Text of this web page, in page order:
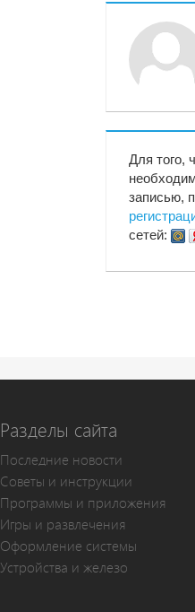
Для того,
записью,
сетей:
Разделы сайта
Последние новости
Советы и инструкции
Программы и приложения
Игры и развлечения
Оформление системы
Устройства и железо